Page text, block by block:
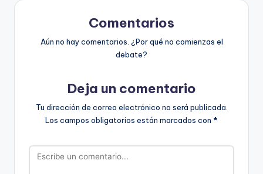
Comentarios
Aún no hay comentarios. ¿Por qué no comienzas el
debate?
Deja un comentario
Tu dirección de correo electrónico no será publicada.
Los campos obligatorios están marcados con *